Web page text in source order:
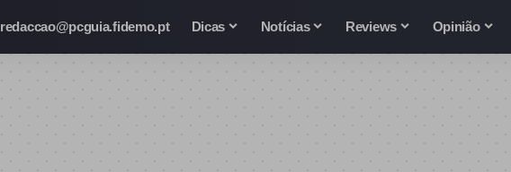
redaccao@pcguia.fidemo.pt Dicas Notícias Reviews Opinião